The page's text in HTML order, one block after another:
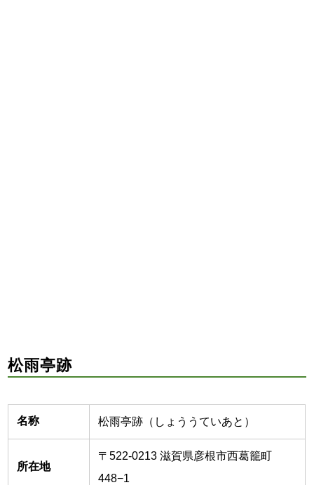
松雨亭跡
名称 松雨亭跡（しょううていあと）
所在地
〒522-0213 滋賀県彦根市西葛籠町
448−1